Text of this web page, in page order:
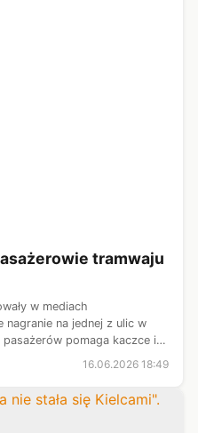
tramwaju
w mediach
nagranie na jednej z ulic w
pomaga kaczce i
16.06.2026 18:49